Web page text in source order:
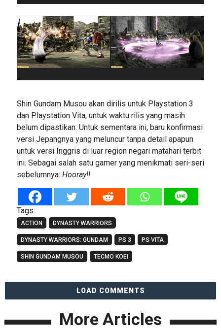
Shin Gundam Musou akan dirilis untuk Playstation 3
dan Playstation Vita, untuk waktu rilis yang masih
belum dipastikan. Untuk sementara ini, baru konfirmasi
versi Jepangnya yang meluncur tanpa detail apapun
untuk versi Inggris di luar region negari matahari terbit
ini. Sebagai salah satu gamer yang menikmati seri-seri
sebelumnya: Hooray!!
Tags:
ACTION DYNASTY WARRIORS
DYNASTY WARRIORS: GUNDAM PS 3 PS VITA
SHIN GUNDAM MUSOU TECMO KOEI
LOAD COMMENTS
More Articles